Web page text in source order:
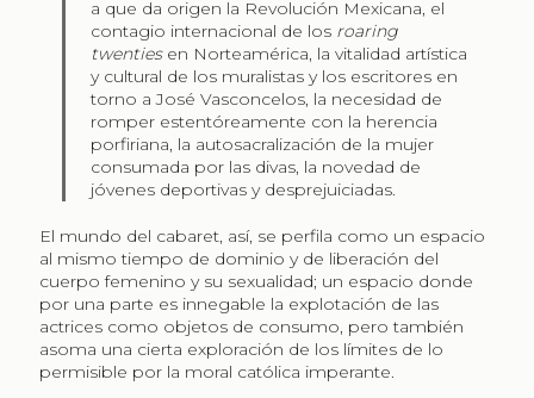
a que da origen la Revolución Mexicana, el
contagio internacional de los roaring
twentiesen Norteamérica, la vitalidad artística
y cultural de los muralistas y los escritores en
torno a José Vasconcelos, la necesidad de
romper estentóreamente con la herencia
porfiriana, la autosacralización de la mujer
consumada por las divas, la novedad de
jóvenes deportivas y desprejuiciadas.
El mundo del cabaret, así, se perfila como un espacio
al mismo tiempo de dominio y de liberación del
cuerpo femenino y su sexualidad; un espacio donde
por una parte es innegable la explotación de las
actrices como objetos de consumo, pero también
asoma una cierta exploración de los límites de lo
permisible por la moral católica imperante.